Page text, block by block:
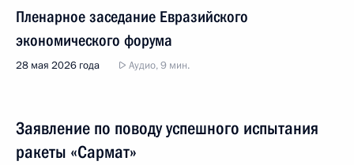
Пленарное заседание Евразийского
экономического форума
28 мая 2026 года Аудио, 9 мин.
Заявление по поводу успешного испытания
ракеты «Сармат»